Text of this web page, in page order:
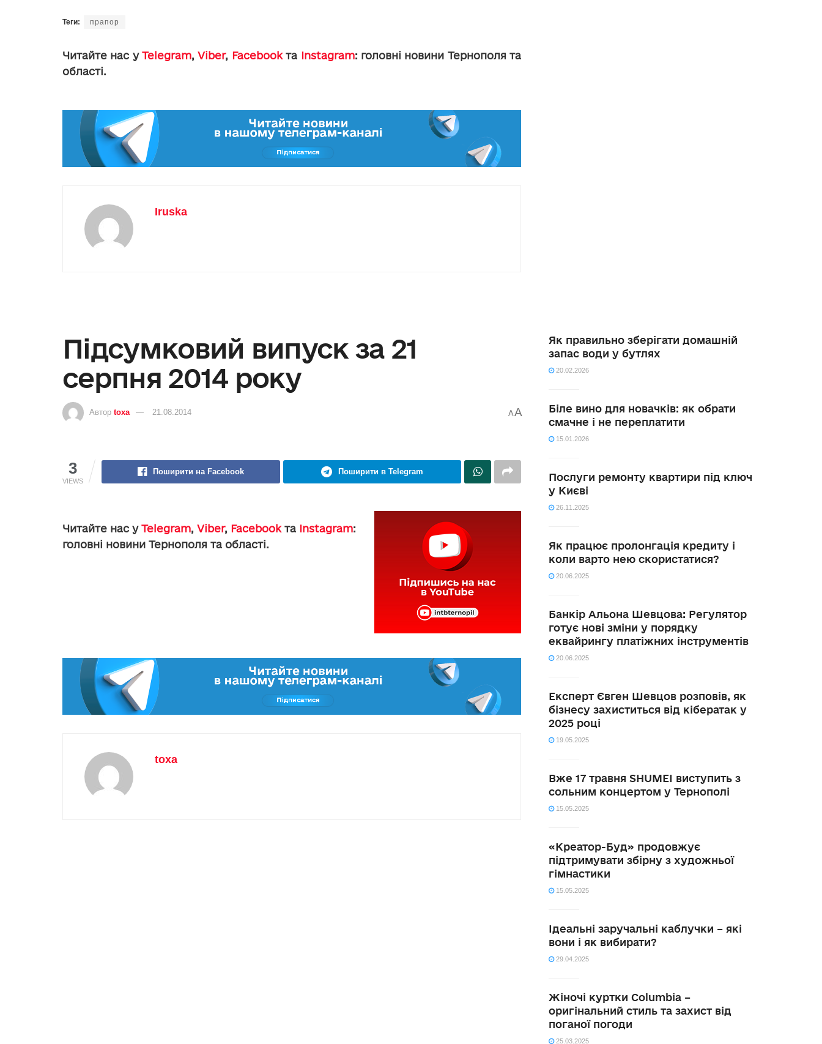
Теги: прапор
Читайте нас уTelegram,Viber, Facebookта Instagram: головні новини Тернополя та
області.
Iruska
Підсумковий випуск за 21
серпня 2014 року
Автор toxa 21.08.2014 AA
3
VIEWS
Поширити на Facebook Поширити в Telegram
Читайте нас у Telegram, Viber, Facebookта Instagram:
головні новини Тернополя та області.
toxa
Як правильно зберігати домашній
запас води у бутлях
20.02.2026
Біле вино для новачків: як обрати
смачне і не переплатити
15.01.2026
Послуги ремонту квартири під ключ
у Києві
26.11.2025
Як працює пролонгація кредиту і
коли варто нею скористатися?
20.06.2025
Банкір Альона Шевцова: Регулятор
готує нові зміни у порядку
еквайрингу платіжних інструментів
20.06.2025
Експерт Євген Шевцов розповів, як
бізнесу захиститься від кібератак у
2025 році
19.05.2025
Вже 17 травня SHUMEI виступить з
сольним концертом у Тернополі
15.05.2025
«Креатор-Буд» продовжує
підтримувати збірну з художньої
гімнастики
15.05.2025
Ідеальні заручальні каблучки – які
вони і як вибирати?
29.04.2025
Жіночі куртки Columbia –
оригінальний стиль та захист від
поганої погоди
25.03.2025